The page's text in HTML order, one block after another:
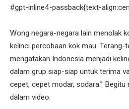
#gpt-inline4-passback{text-
Wong negara-negara lain menolak
kelinci percobaan kok mau. Terang-
mengatakan Indonesia menjadi
dalam grup siap-siap untuk terima
cepet, cepet modar, sodara.” Begitu
dalam video.